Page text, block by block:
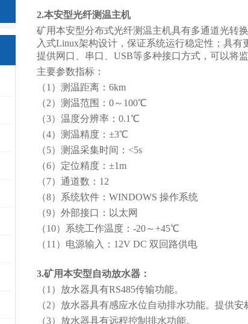
2.本安型光纤测温主机
矿用本安型分布式光纤测温主机具有多通道光转
入式Linux架构设计，保证系统运行稳定性；具
提供网口、串口、USB等多种接口方式，可以将
主要参数指标：
（1）测温距离：6km
（2）测温范围：0～100℃
（3）温度分辨率：0.1℃
（4）测温精度：±3℃
（5）测温采集时间：<5s
（6）定位精度：±1m
（7）通道数：12
（8）系统软件：WINDOWS 操作系统
（9）外部接口：以太网
（10）系统工作温度：-20～+45℃
（11）电源输入：12V DC 双回路供电
3.矿用本安型自动放水器：
（1）放水器具有RS485传输功能。
（2）放水器具有感应水位自动排水功能。提供安
（3）放水器具有远程控制排水功能。